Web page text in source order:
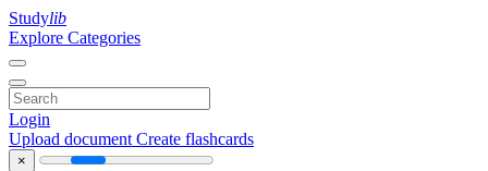
Studylib
Explore Categories
Login
Upload document Create flashcards
×